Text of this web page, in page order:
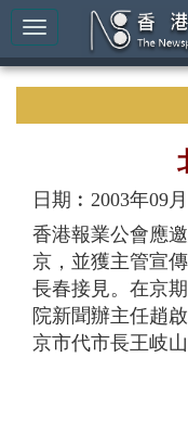
日期︰2003年09
香港報業公會應
京，並獲主管宣
長春接見。在京
院新聞辦主任趙
京市代市長王岐